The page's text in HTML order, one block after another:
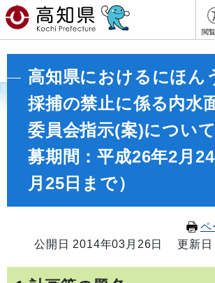
閲
高知県におけるにほん
採捕の禁止に係る内水
委員会指示(案)につい
募期間：平成26年2月
月25日まで）
ペ
公開日 2014年03月26日
更新日